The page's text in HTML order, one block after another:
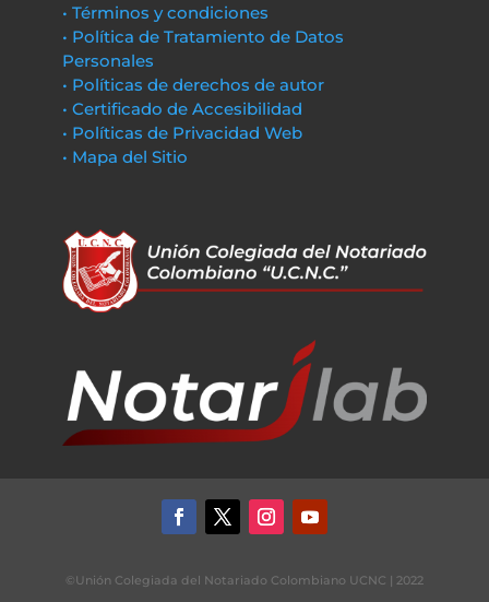
• Términos y condiciones
• Política de Tratamiento de Datos
Personales
• Políticas de derechos de autor
• Certificado de Accesibilidad
• Políticas de Privacidad Web
• Mapa del Sitio
©Unión Colegiada del Notariado Colombiano UCNC | 2022